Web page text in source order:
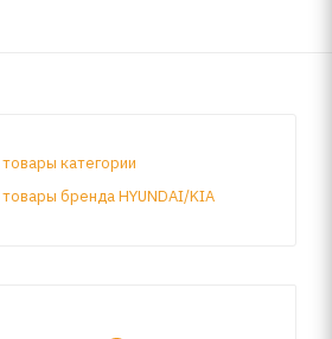
категории
бренда HYUNDAI/KIA